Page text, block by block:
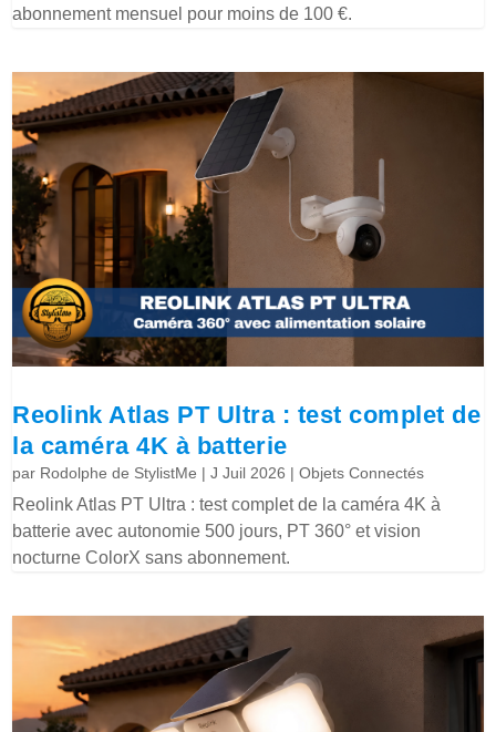
abonnement mensuel pour moins de 100 €.
Reolink Atlas PT Ultra : test complet de
la caméra 4K à batterie
par Rodolphe de StylistMe |J Juil 2026 |Objets Connectés
Reolink Atlas PT Ultra : test complet de la caméra 4K à
batterie avec autonomie 500 jours, PT 360° et vision
nocturne ColorX sans abonnement.